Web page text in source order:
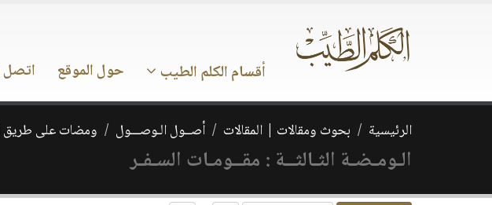
أقسام الكلم الطيب حول الموقع اتصل
الرئيسية بحوث ومقالات | المقالات أصــول الـوصـــول ومضات على طريق
الـومـضـة الثـالثــة : مقــومـات السـفـر